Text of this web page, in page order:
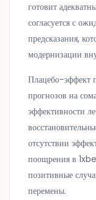
готовит
согласуется с
предсказания,
модернизации
Плацебо-эффект
прогнозов на
эффективности
отсутствии
поощрения в
позитивные
перемены.